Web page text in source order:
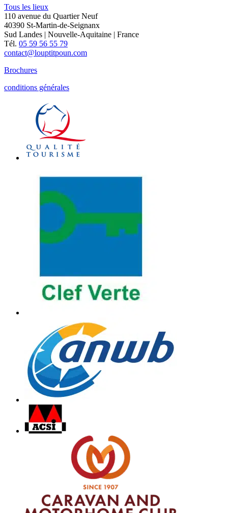
Tous les lieux
110 avenue du Quartier Neuf
40390 St-Martin-de-Seignanx
Sud Landes | Nouvelle-Aquitaine | France
Tél. 05 59 56 55 79
contact@louptitpoun.com
Brochures
conditions générales